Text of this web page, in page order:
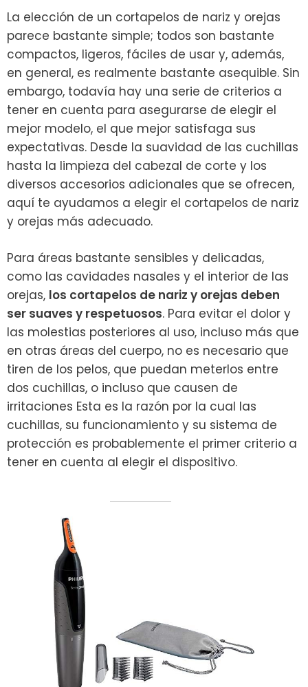
La elección de un cortapelos de nariz y orejas
parece bastante simple; todos son bastante
compactos, ligeros, fáciles de usar y, además,
en general, es realmente bastante asequible. Sin
embargo, todavía hay una serie de criterios a
tener en cuenta para asegurarse de elegir el
mejor modelo, el que mejor satisfaga sus
expectativas. Desde la suavidad de las cuchillas
hasta la limpieza del cabezal de corte y los
diversos accesorios adicionales que se ofrecen,
aquí te ayudamos a elegir el cortapelos de nariz
y orejas más adecuado.
Para áreas bastante sensibles y delicadas,
como las cavidades nasales y el interior de las
orejas, los cortapelos de nariz y orejas deben
ser suaves y respetuosos. Para evitar el dolor y
las molestias posteriores al uso, incluso más que
en otras áreas del cuerpo, no es necesario que
tiren de los pelos, que puedan meterlos entre
dos cuchillas, o incluso que causen de
irritaciones Esta es la razón por la cual las
cuchillas, su funcionamiento y su sistema de
protección es probablemente el primer criterio a
tener en cuenta al elegir el dispositivo.